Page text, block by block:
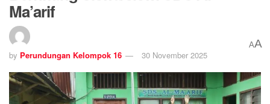
Ma’arif
by Perundungan Kelompok 16 30 November 2025
AA